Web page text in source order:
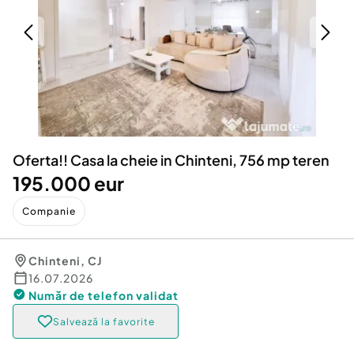
Servicii
Animale de companie
Afaceri și echipamente profesionale
Inchiriere Bunuri si Vehicule
Utilaje agricole si industriale
Piese auto si accesorii
Dacia Duster
Oferta!! Casa la cheie in Chinteni, 756 mp teren
195.000 eur
Companie
Chinteni, CJ
16.07.2026
Număr de telefon validat
Salvează la favorite